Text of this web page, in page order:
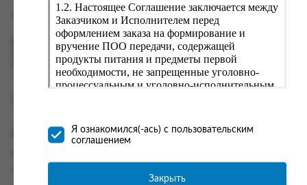
Информация
support@fguppromservis.ru
Время работы поддержки:
Пн - Чт, 8.00 - 17.00
Пт - 8.00 - 16.00
по местному времени выбранного ФКУ
1.2. Настоящее Соглашение заключается между
Заказчиком и Исполнителем перед
оформлением заказа на формирование и
вручение ПОО передачи, содержащей
продукты питания и предметы первой
необходимости, не запрещенные уголовно-
процессуальным и уголовно-исполнительным
осуществляется Исполнителем
непосредственно на территории следственного
ФСИН России. Соглашение может быть
заключено только в случае согласия Заказчика
Я ознакомился(-ась) с пользовательским
соглашением
Закрыть